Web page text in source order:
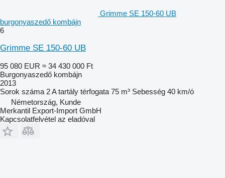
Grimme SE 150-60 UB
burgonyaszedő kombájn
6
Grimme SE 150-60 UB
95 080 EUR ≈ 34 430 000 Ft
Burgonyaszedő kombájn
2013
Sorok száma 2A tartály térfogata 75 m³ Sebesség 40 km/ó
Németország, Kunde
Merkantil Export-Import GmbH
Kapcsolatfelvétel az eladóval